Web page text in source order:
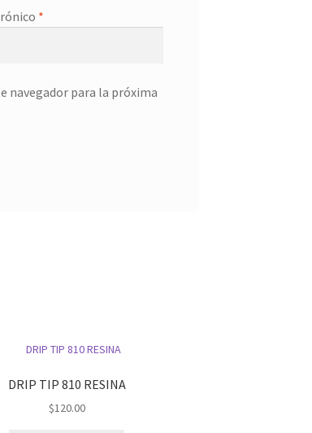
*
navegador para la próxima
DRIP TIP 810 RESINA
$120.00